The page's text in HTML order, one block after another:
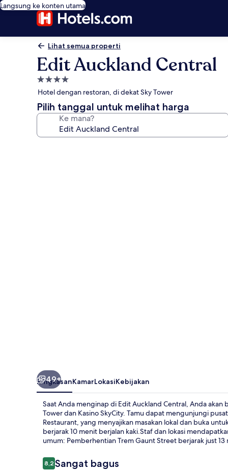
Langsung ke konten utama
Lihat semua properti
Edit Auckland Central
Properti
bintang
4.0
Hotel dengan restoran, di dekat Sky Tower
Pilih tanggal untuk melihat harga
Ke mana?
49+
RingkasanKamarLokasiKebijakan
Saat Anda menginap di Edit Auckland Central, Anda akan
Tower dan Kasino SkyCity. Tamu dapat mengunjungi
Restaurant, yang menyajikan masakan lokal dan buka
berjarak 10 menit berjalan kaki.Staf dan lokasi
umum: Pemberhentian Trem Gaunt Street berjarak just 13
Ulasan
8,28,2 dari 10
Sangat bagus